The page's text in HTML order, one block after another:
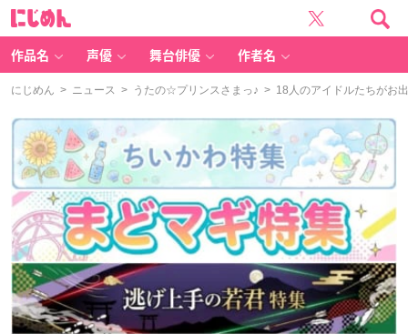
作品名 声優 舞台俳優 作者名
にじめん > ニュース > うたの☆プリンスさまっ♪ > 18人のアイドルたちがお